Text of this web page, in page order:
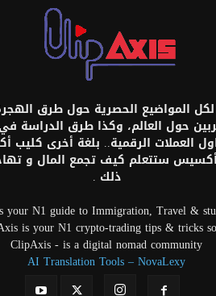
المواضيع الحصرية حول طرق
حول العالم، وكذا طرق
العملات الرقمية.. بلغة أخرى
أكسيس ستتعلم كيف تجمع المال و
ذلك .
your N1 guide to Immigration, Travel &
is your N1 crypto-trading tips & tricks
ClipAxis - is a digital nomad community
AI Translation Tools – NovaLexy